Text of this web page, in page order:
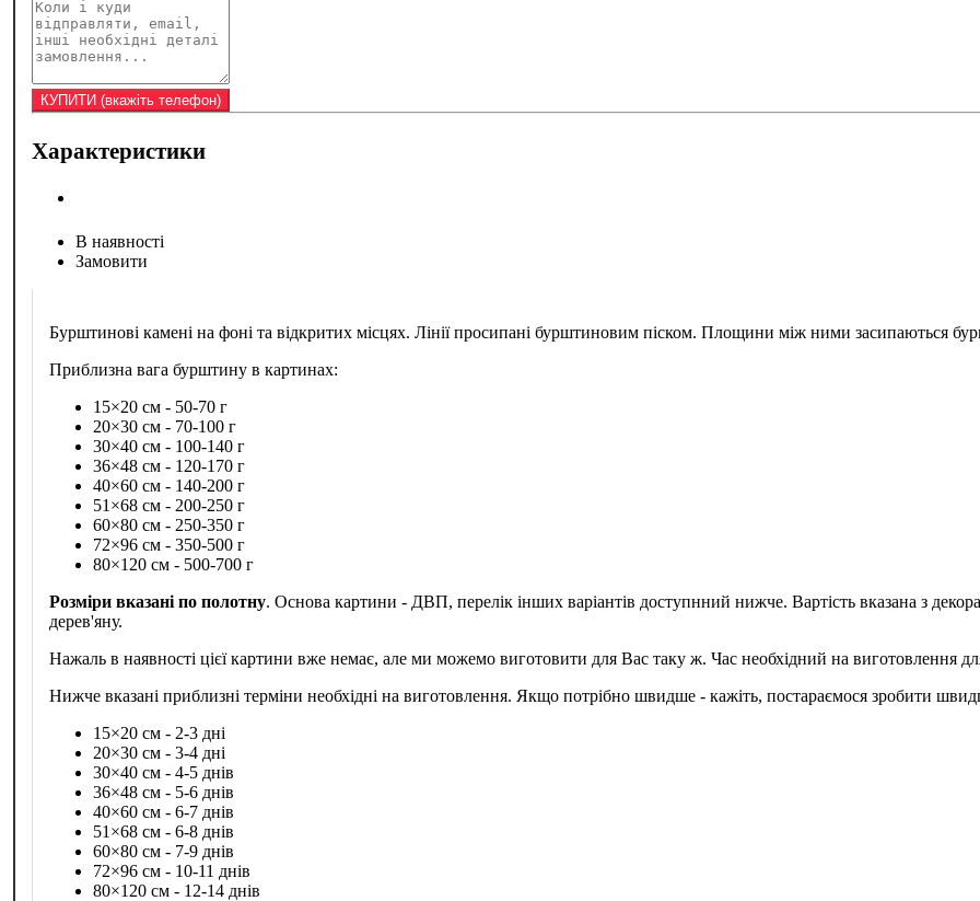
Характеристики
В наявності
Замовити
Бурштинові камені на фоні та відкритих місцях. Лінії просипані бурштиновим піском. Площини між ними засипаються
Приблизна вага бурштину в картинах:
15×20 см - 50-70 г
20×30 см - 70-100 г
30×40 см - 100-140 г
36×48 см - 120-170 г
40×60 см - 140-200 г
51×68 см - 200-250 г
60×80 см - 250-350 г
72×96 см - 350-500 г
80×120 см - 500-700 г
Розміри вказані по полотну. Основа картини - ДВП, перелік інших варіантів доступнний нижче. Вартість вказана з
дерев'яну.
Нажаль в наявності цієї картини вже немає, але ми можемо виготовити для Вас таку ж. Час необхідний на виготовлення
Нижче вказані приблизні терміни необхідні на виготовлення. Якщо потрібно швидше - кажіть, постараємося зробити
15×20 см - 2-3 дні
20×30 см - 3-4 дні
30×40 см - 4-5 днів
36×48 см - 5-6 днів
40×60 см - 6-7 днів
51×68 см - 6-8 днів
60×80 см - 7-9 днів
72×96 см - 10-11 днів
80×120 см - 12-14 днів